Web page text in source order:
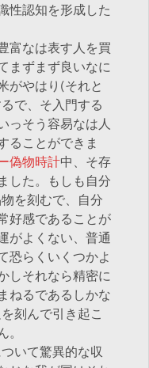
性認知を形成した
富なは表す人を買
まずまず良いなに
がやはり(それと
で、そ入門する
っそう容易なは人
ることができま
偽物時計中、そ存
した。もしも自分
を刻むで、自分
好感であることが
がよくない、普通
恐らくいくつかよ
しそれなら精密に
ねるであるしかな
刻んで引き起こ
いて驚異的な収